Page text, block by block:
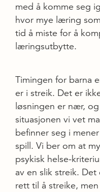
med å komme seg
hvor mye læring
tid å miste for å
læringsutbytte.
Timingen for barna
er i streik. Det er
løsningen er nær,
situasjonen vi vet
befinner seg i
spill. Vi ber om at
psykisk helse-
av en slik streik.
rett til å streike,